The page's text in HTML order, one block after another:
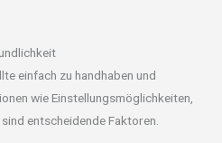
einfach zu handhaben und
wie Einstellungsmöglichkeiten,
entscheidende Faktoren.